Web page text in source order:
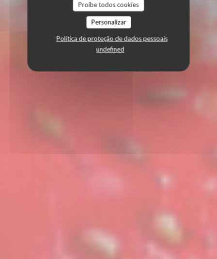
Proíbe todos cookies
Personalizar
Política de proteção de dados pessoais
undefined